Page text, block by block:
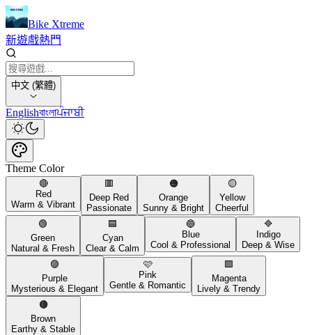
Bike Xtreme
新遊戲熱門
中文 (繁體)
Englishবাংলাਪੰਜਾਬੀ
Theme Color
🔴
Red
Warm & Vibrant
🟥
Deep Red
Passionate
🟠
Orange
Sunny & Bright
🟡
Yellow
Cheerful
🟢
Green
Natural & Fresh
🟦
Cyan
Clear & Calm
🔵
Blue
Cool & Professional
🔷
Indigo
Deep & Wise
🟣
Purple
Mysterious & Elegant
🩷
Pink
Gentle & Romantic
🟪
Magenta
Lively & Trendy
🟤
Brown
Earthy & Stable